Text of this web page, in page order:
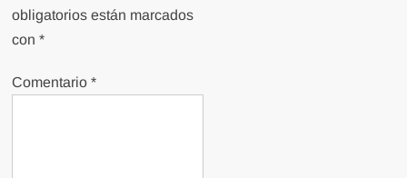
obligatorios están marcados
con*
Comentario*